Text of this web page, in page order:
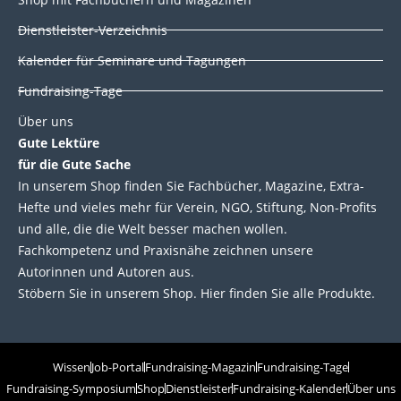
Dienstleister-Verzeichnis
Kalender für Seminare und Tagungen
Fundraising-Tage
Über uns
Gute Lektüre
für die Gute Sache
In unserem Shop finden Sie Fachbücher, Magazine, Extra-
Hefte und vieles mehr für Verein, NGO, Stiftung, Non-Profits
und alle, die die Welt besser machen wollen.
Fachkompetenz und Praxisnähe zeichnen unsere
Autorinnen und Autoren aus.
Stöbern Sie in unserem Shop. Hier finden Sie alle Produkte.
WissenJob-PortalFundraising-MagazinFundraising-Tage
Fundraising-SymposiumShopDienstleisterFundraising-KalenderÜber uns